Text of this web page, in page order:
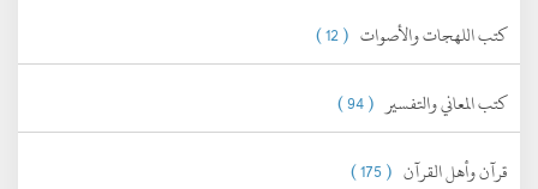
كتب اللهجات والأصوات ( 12 )
كتب المعاني والتفسير ( 94 )
قرآن وأهل القرآن ( 175 )